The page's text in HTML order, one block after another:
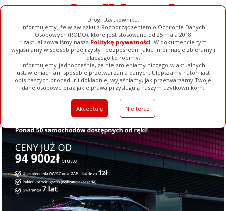
Drogi Użytkowniku,
Informujemy, że w związku z Rozporządzeniem o Ochronie Danych
Osobowych (RODO), które jest stosowane od 25 maja 2018
r.zaktualizowaliśmy naszą Politykę prywatności. W dokumencie tym
wyjaśniamy w sposób przejrzysty i bezpośredni jakie informacje zbieramy i
dlaczego to robimy.
Informujemy jednocześnie, że nie zmieniamy niczego w aktualnych
ustawieniach ani sposobie przetwarzania danych. Ulepszamy natomiast
opis naszych procedur i dokładniej wyjaśniamy, jak przetwarzamy Twoje
dane osobowe oraz jakie prawa przysługują naszym użytkownikom.
Akceptuję Nie teraz
Ogłoszenia Filmy Galerie Baza Firm Pełna Wersja